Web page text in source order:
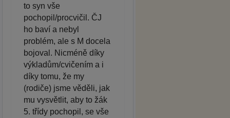
to syn vše
pochopil/procvičil. ČJ
ho baví a nebyl
problém, ale s M docela
bojoval. Nicméně díky
výkladům/cvičením a i
díky tomu, že my
(rodiče) jsme věděli, jak
mu vysvětlit, aby to žák
5. třídy pochopil, se vše